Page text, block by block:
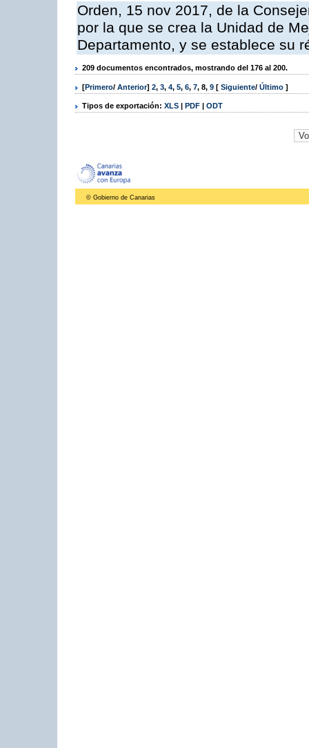
Orden, 15 nov 2017, de la
por la que se crea la Unidad de
Departamento, y se establece su
209 documentos encontrados, mostrando del 176 al 200.
[Primero/ Anterior] 2, 3, 4, 5, 6, 7, 8, 9 [ Siguiente/ Último ]
Tipos de exportación: XLS | PDF | ODT
© Gobierno de Canarias